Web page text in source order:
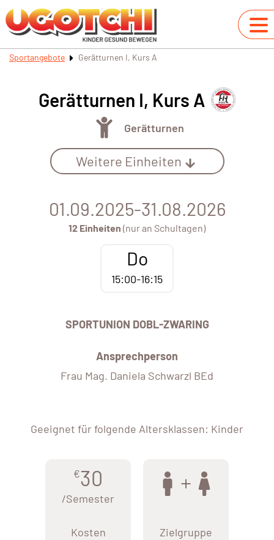
Sportangebote Gerätturnen I, Kurs A
Gerätturnen I, Kurs A
Gerätturnen
Weitere Einheiten
01.09.2025-31.08.2026
12 Einheiten (nur an Schultagen)
Do
15:00-16:15
SPORTUNION DOBL-ZWARING
Ansprechperson
Frau Mag. Daniela Schwarzl BEd
Geeignet für folgende Altersklassen: Kinder
€30
/Semester
Kosten Zielgruppe